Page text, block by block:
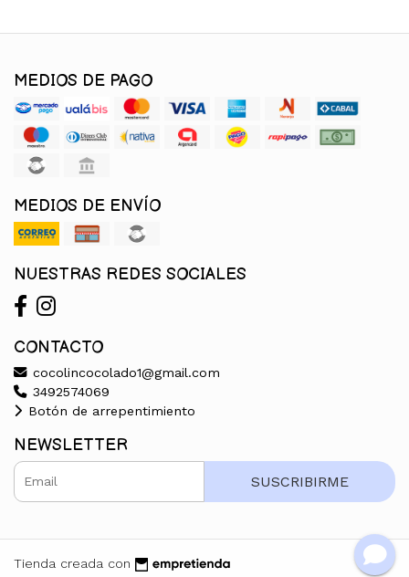
MEDIOS DE PAGO
MEDIOS DE ENVÍO
NUESTRAS REDES SOCIALES
CONTACTO
cocolincocolado1@gmail.com
3492574069
Botón de arrepentimiento
NEWSLETTER
SUSCRIBIRME
Tienda creada con